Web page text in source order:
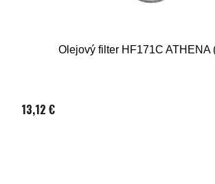
Olejový filter HF171C ATHENA
13,12 €